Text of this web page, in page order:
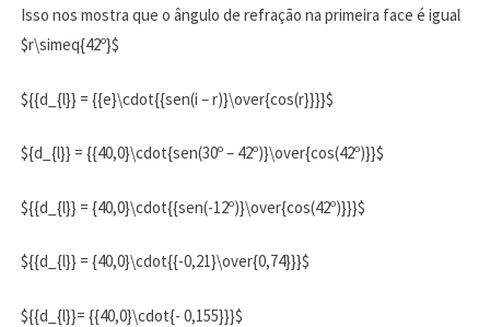
Isso nos mostra que o ângulo de refração na primeira face é igual
$r\simeq{42º}$
${{d_{l}} = {{e}\cdot{{sen(i – r)}\over{cos(r}}}}$
${d_{l}} = {{40,0}\cdot{sen(30º – 42º)}\over{cos(42º)}}$
${{d_{l}} = {40,0}\cdot{{sen(-12º)}\over{cos(42º)}}}$
${{d_{l}} = {40,0}\cdot{{-0,21}\over{0,74}}}$
${{d_{l}}= {{40,0}\cdot{- 0,155}}}$